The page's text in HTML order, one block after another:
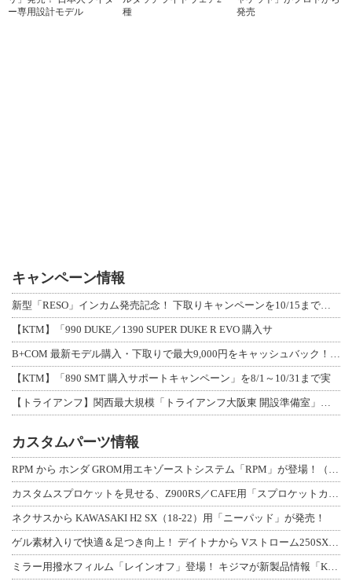
ー専用設計モデル
種
発売
キャンペーン情報
【KTM】「990 DUKE／1390 SUPER DUKE R EVO 購入サ
【KTM】「890 SMT 購入サポートキャンペーン」を8/1～10/31まで実
カスタムパーツ情報
ネクサスから KAWASAKI H2 SX（18-22）用「ニーパッド」が発売！